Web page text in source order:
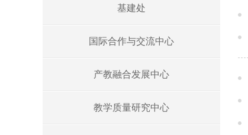
基建处
国际合作与交流中心
产教融合发展中心
教学质量研究中心